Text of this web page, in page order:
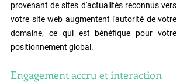
provenant de sites d'actualités reconnus vers
votre site web augmentent l'autorité de votre
domaine, ce qui est bénéfique pour votre
positionnement global.
Engagement accru et interaction